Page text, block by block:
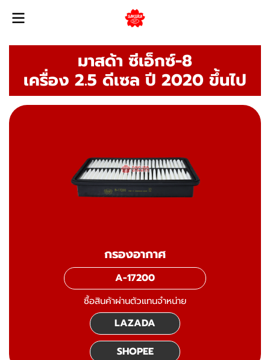
มาสด้า ซีเอ็กซ์-8
เครื่อง 2.5 ดีเซล ปี 2020 ขึ้นไป
กรองอากาศ
A-17200
ซื้อสินค้าผ่านตัวแทนจำหน่าย
LAZADA
SHOPEE